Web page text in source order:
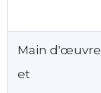
Main d'œuvre
et